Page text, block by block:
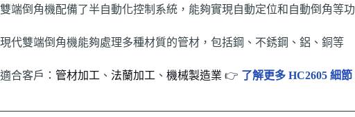
雙端倒角機配備了半自動化控制系統，能夠實現自動定位和自動倒角等
現代雙端倒角機能夠處理多種材質的管材，包括鋼、不銹鋼、鋁、銅等
適合客戶： 管材加工 、 法蘭加工 、 機械製造業 👉 了解更多 HC2605 細節